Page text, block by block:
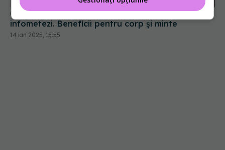
Ce este dieta 5:2 și cum slăbești fără să te
înfometezi. Beneficii pentru corp și minte
14 ian 2025, 15:55